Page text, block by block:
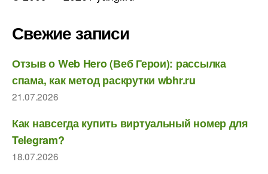
Свежие записи
Отзыв о Web Hero (Веб Герои): рассылка
спама, как метод раскрутки wbhr.ru
21.07.2026
Как навсегда купить виртуальный номер для
Telegram?
18.07.2026